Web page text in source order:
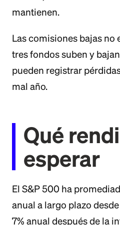
mantienen.
Las comisiones bajas no
tres fondos suben y
pueden registrar
mal año.
Qué
esperar
El S&P 500 ha
anual a largo plazo
7% anual después de la